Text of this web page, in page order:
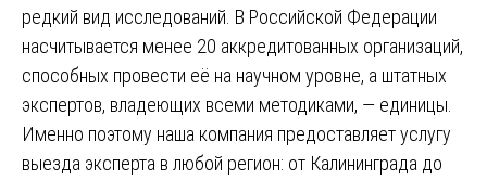
редкий вид исследований. В Российской Федерации
насчитывается менее 20 аккредитованных организаций,
способных провести её на научном уровне, а штатных
экспертов, владеющих всеми методиками, — единицы.
Именно поэтому наша компания предоставляет услугу
выезда эксперта в любой регион: от Калининграда до